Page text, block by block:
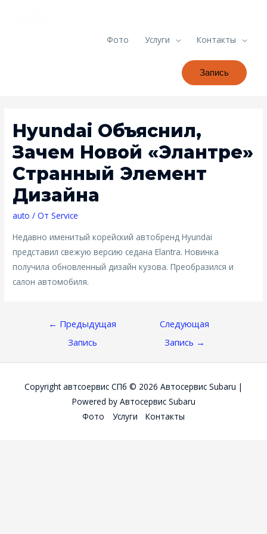
Фото Услуги Контакты
Запись
Hyundai Объяснил,
Зачем Новой «Элантре»
Странный Элемент
Дизайна
auto / От Service
Недавно именитый корейский автобренд Hyundai
представил свежую версию седана Elantra. Новинка
получила обновленный дизайн кузова. Преобразился и
салон автомобиля.
Навигация
Записям
← Предыдущая
Запись
Следующая
Запись →
Copyright автсоервис СПб © 2026 Автосервис Subaru |
Powered by Автосервис Subaru
Фото
Услуги Контакты